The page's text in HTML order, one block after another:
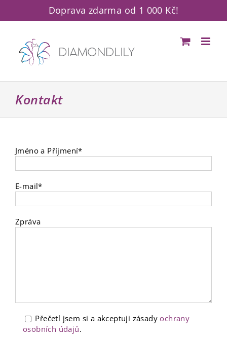
Doprava zdarma od 1 000 Kč!
Kontakt
Jméno a Příjmení*
E-mail*
Zpráva
Přečetl jsem si a akceptuji zásadyochrany
osobních údajů.